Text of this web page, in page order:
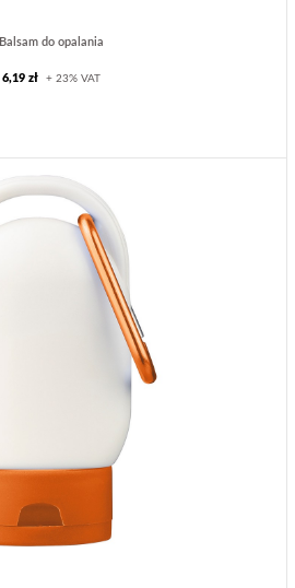
Balsam do opalania
6,19 zł + 23% VAT